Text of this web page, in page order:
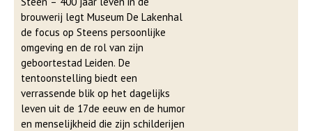
brouwerij legt Museum De Lakenhal
de focus op Steens persoonlijke
omgeving en de rol van zijn
geboortestad Leiden. De
tentoonstelling biedt een
verrassende blik op het dagelijks
leven uit de 17de eeuw en de humor
en menselijkheid die zijn schilderijen